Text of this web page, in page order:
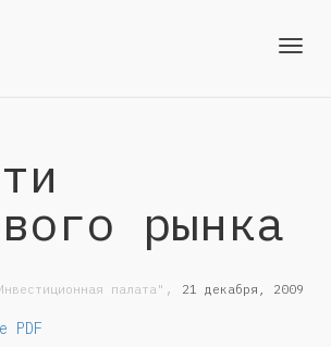
рынка
палата" , 21 декабря, 2009
PDF